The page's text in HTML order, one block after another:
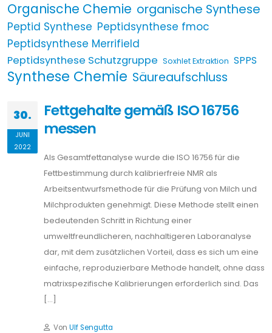
Organische Chemie organische Synthese
Peptid Synthese Peptidsynthese fmoc
Peptidsynthese Merrifield
Peptidsynthese Schutzgruppe Soxhlet Extraktion SPPS
Synthese Chemie Säureaufschluss
30.
JUNI
2022
Fettgehalte gemäß ISO 16756
messen
Als Gesamtfettanalyse wurde die ISO 16756 für die
Fettbestimmung durch kalibrierfreie NMR als
Arbeitsentwurfsmethode für die Prüfung von Milch und
Milchprodukten genehmigt. Diese Methode stellt einen
bedeutenden Schritt in Richtung einer
umweltfreundlicheren, nachhaltigeren Laboranalyse
dar, mit dem zusätzlichen Vorteil, dass es sich um eine
einfache, reproduzierbare Methode handelt, ohne dass
matrixspezifische Kalibrierungen erforderlich sind. Das
[…]
Von Ulf Sengutta